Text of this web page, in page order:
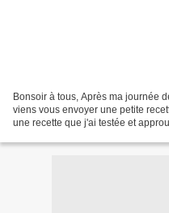
Bonsoir à tous, Après ma journée
viens vous envoyer une petite
une recette que j'ai testée et